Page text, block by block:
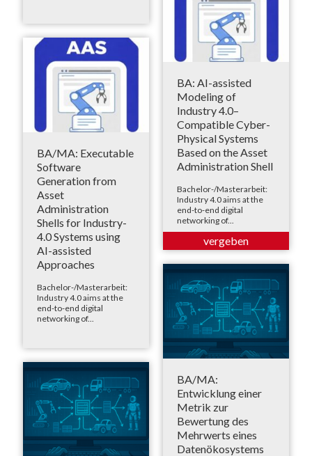
BA: AI-assisted
Modeling of
Industry 4.0–
Compatible Cyber-
Physical Systems
Based on the Asset
Administration Shell
Bachelor-/Masterarbeit:
Industry 4.0 aims at the
end-to-end digital
networking of...
BA/MA: Executable
Software
Generation from
Asset
Administration
Shells for Industry-
4.0 Systems using
AI-assisted
Approaches
Bachelor-/Masterarbeit:
Industry 4.0 aims at the
end-to-end digital
networking of...
BA/MA:
Entwicklung einer
Metrik zur
Bewertung des
Mehrwerts eines
Datenökosystems